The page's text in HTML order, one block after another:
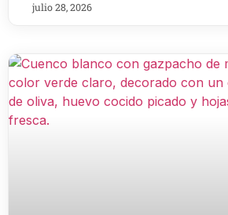
julio 28, 2026